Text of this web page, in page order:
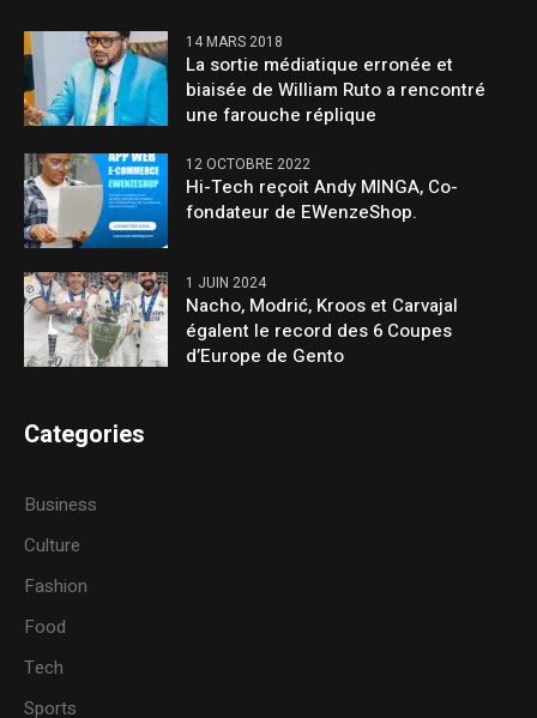
14 MARS 2018
La sortie médiatique erronée et
biaisée de William Ruto a rencontré
une farouche réplique
12 OCTOBRE 2022
Hi-Tech reçoit Andy MINGA, Co-
fondateur de EWenzeShop.
1 JUIN 2024
Nacho, Modrić, Kroos et Carvajal
égalent le record des 6 Coupes
d’Europe de Gento
Categories
Business
Culture
Fashion
Food
Tech
Sports